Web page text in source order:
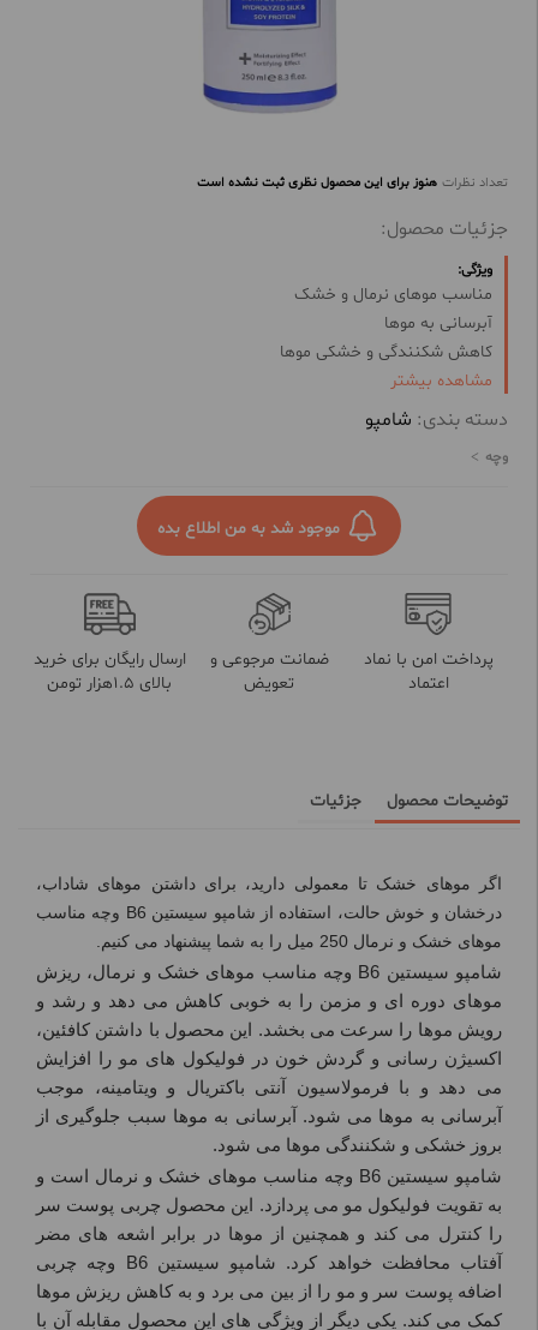
تعداد نظرات هنوز برای این محصول نظری ثبت نشده است
جزئیات محصول:
ویژگی:
مناسب موهای نرمال و خشک
آبرسانی به موها
کاهش شکنندگی و خشکی موها
کاهش ریزش مو
رشد مجدد موها و افزایش رشد آن
تقویت کننده فولیکول موها
افزایش تراکم موها
محافظت از موها در برابر اشعه مضر نور خورشید
مشاهده بیشتر
دسته بندی: شامپو
وچه
موجود شد به من اطلاع بده
پرداخت امن با نماد
اعتماد
ضمانت مرجوعی و
تعویض
ارسال رایگان برای خرید
بالای 1.5هزار تومن
توضیحات محصول جزئیات
اگر موهای خشک تا معمولی دارید، برای داشتن موهای شاداب،
درخشان و خوش حالت، استفاده از شامپو سیستین B6 وچه مناسب
موهای خشک و نرمال 250 میل را به شما پیشنهاد می کنیم.
شامپو سیستین B6 وچه مناسب موهای خشک و نرمال، ریزش
موهای دوره ای و مزمن را به خوبی کاهش می دهد و رشد و
رویش موها را سرعت می بخشد. این محصول با داشتن کافئین،
اکسیژن رسانی و گردش خون در فولیکول های مو را افزایش
می دهد و با فرمولاسیون آنتی باکتریال و ویتامینه، موجب
آبرسانی به موها می شود. آبرسانی به موها سبب جلوگیری از
بروز خشکی و شکنندگی موها می شود.
شامپو سیستینB6 وچه مناسب موهای خشک و نرمال است و
به تقویت فولیکول مو می پردازد. این محصول چربی پوست سر
را کنترل می کند و همچنین از موها در برابر اشعه های مضر
آفتاب محافظت خواهد کرد. شامپو سیستینB6
وچه چربی
اضافه پوست سر و مو را از بین می برد و به کاهش ریزش موها
کمک می کند. یکی دیگر از ویژگی های این محصول مقابله آن با